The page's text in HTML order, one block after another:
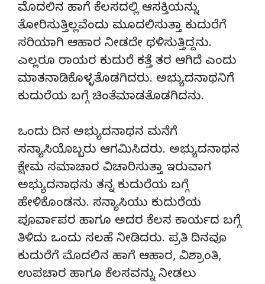
ಮೊದಲಿನ ಹಾಗೆ ಕೆಲಸದಲ್ಲಿ ಆಸಕ್ತಿಯನ್ನು
ತೋರಿಸುತ್ತಿಲ್ಲವೆಂದು ಮೂದಲಿಸುತ್ತಾ ಕುದುರೆಗೆ
ಸರಿಯಾಗಿ ಆಹಾರ ನೀಡದೇ ಥಳಿಸುತ್ತಿದ್ದನು.
ಎಲ್ಲರೂ ರಾಯರ ಕುದುರೆ ಕತ್ತೆ ತರ ಆಗಿದೆ ಎಂದು
ಮಾತನಾಡಿಕೊಳ್ಳತೊಡಗಿದರು. ಅಭ್ಯುದನಾಥನಿಗೆ
ಕುದುರೆಯ ಬಗ್ಗೆ ಚಿಂತೆಮಾಡತೊಡಗಿದನು.
ಒಂದು ದಿನ ಅಭ್ಯುದನಾಥನ ಮನೆಗೆ
ಸನ್ಯಾಸಿಯೊಬ್ಬರು ಆಗಮಿಸಿದರು. ಅಭ್ಯುದನಾಥನ
ಕ್ಷೇಮ ಸಮಾಚಾರ ವಿಚಾರಿಸುತ್ತಾ ಇರುವಾಗ
ಅಭ್ಯುದನಾಥನು ತನ್ನ ಕುದುರೆಯ ಬಗ್ಗೆ
ಹೇಳಿಕೊಂಡನು. ಸನ್ಯಾಸಿಯು ಕುದುರೆಯ
ಪೂರ್ವಾಪರ ಹಾಗೂ ಅದರ ಕೆಲಸ ಕಾರ್ಯದ ಬಗ್ಗೆ
ತಿಳಿದು ಒಂದು ಸಲಹೆ ನೀಡಿದರು. ಪ್ರತಿ ದಿನವೂ
ಕುದುರೆಗೆ ಮೊದಲಿನ ಹಾಗೆ ಆಹಾರ, ವಿಶ್ರಾಂತಿ,
ಉಪಚಾರ ಹಾಗೂ ಕೆಲಸವನ್ನು ನೀಡಲು